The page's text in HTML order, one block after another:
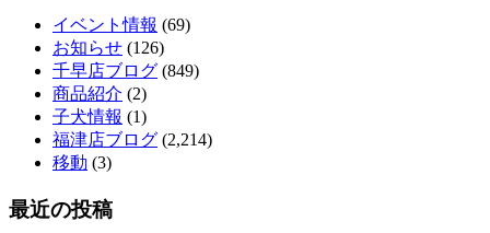
イベント情報 (69)
お知らせ (126)
千早店ブログ (849)
商品紹介 (2)
子犬情報 (1)
福津店ブログ (2,214)
移動 (3)
最近の投稿